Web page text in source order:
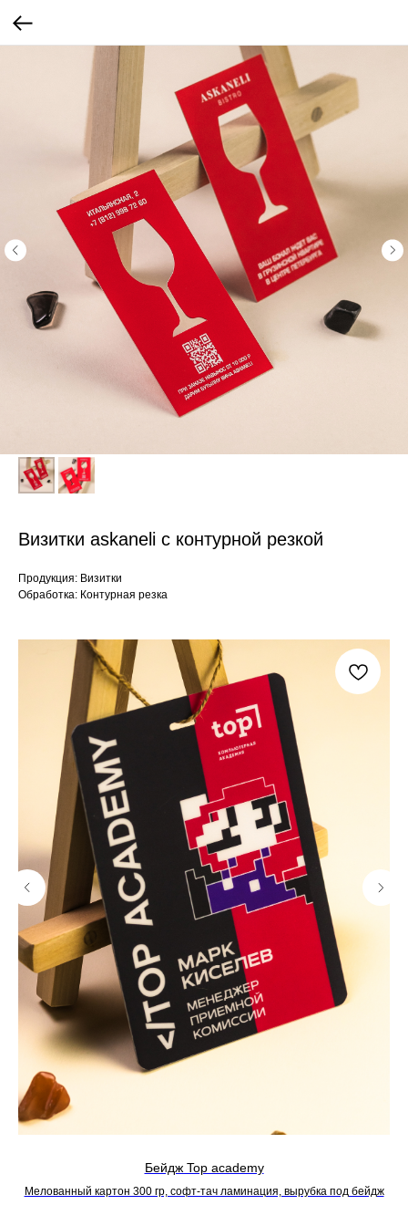
Визитки askaneli с контурной резкой
Продукция: Визитки
Обработка: Контурная резка
Бейдж Top academy
Мелованный картон 300 гр, софт-тач ламинация, вырубка под бейдж